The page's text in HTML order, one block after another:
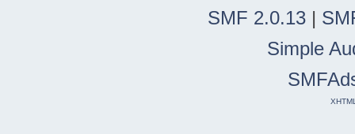
SMF 2.0.13 |
Simple